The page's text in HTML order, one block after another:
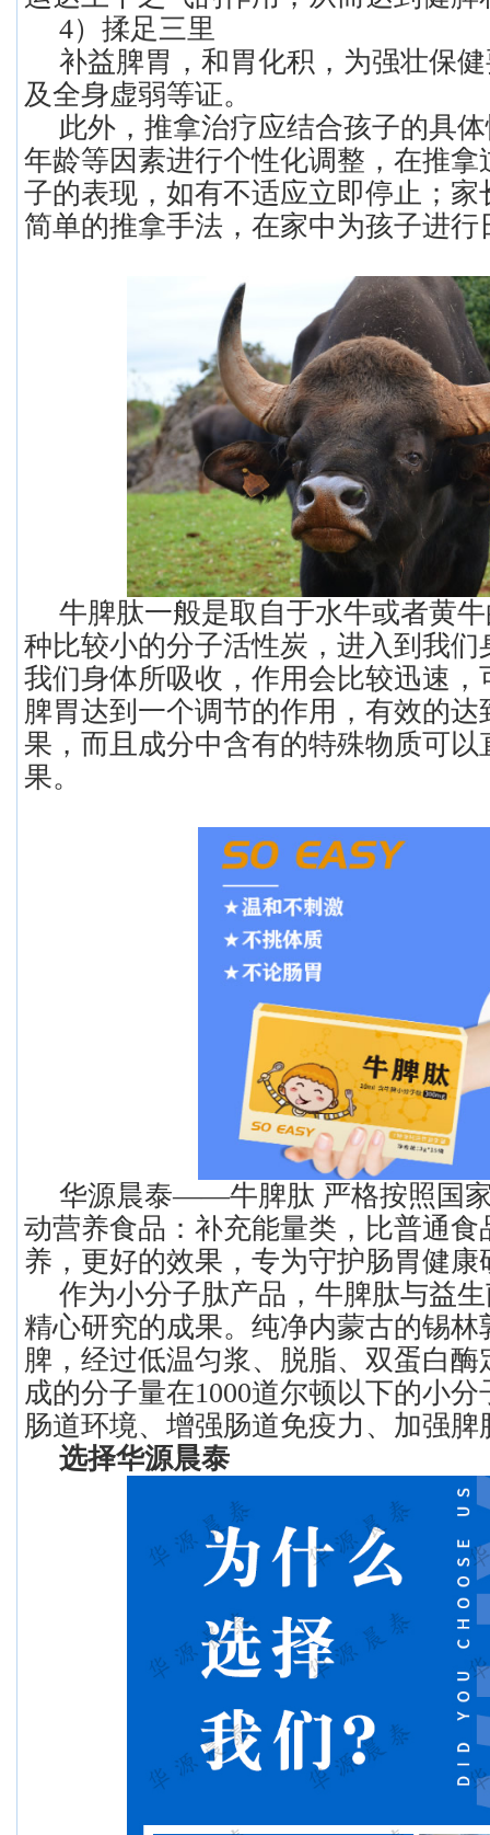
4）揉足三里
补益脾胃，和胃化积，为强壮保
及全身虚弱等证。
此外，推拿治疗应结合孩子的具
年龄等因素进行个性化调整，在推拿
子的表现，如有不适应立即停止；家
简单的推拿手法，在家中为孩子进
牛脾肽一般是取自于水牛或者黄
种比较小的分子活性炭，进入到我们
我们身体所吸收，作用会比较迅速，
脾胃达到一个调节的作用，有效的达
果，而且成分中含有的特殊物质可以
果。
华源晨泰——牛脾肽 严格按照国家
动营养食品：补充能量类，比普通食
养，更好的效果，专为守护肠胃健康
作为小分子肽产品，牛脾肽与益
精心研究的成果。纯净内蒙古的锡林
脾，经过低温匀浆、脱脂、双蛋白
成的分子量在1000道尔顿以下的小
肠道环境、增强肠道免疫力、加强脾
选择华源晨泰